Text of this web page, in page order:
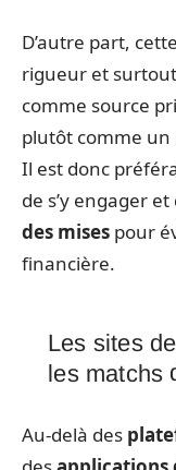
D’autre part,
rigueur et
comme source
plutôt comme un
Il est donc
de s’y engager et
des mises pour
financière.
Les sites
les matchs
Au-delà des